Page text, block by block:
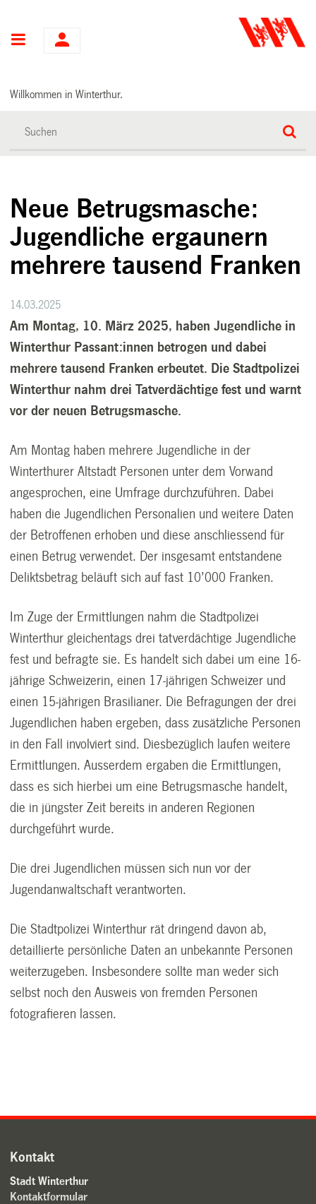
Hauptnavigation
Willkommen in Winterthur.
Neue Betrugsmasche:
Jugendliche ergaunern
mehrere tausend Franken
14.03.2025
Am Montag, 10. März 2025, haben Jugendliche in
Winterthur Passant:innen betrogen und dabei
mehrere tausend Franken erbeutet. Die Stadtpolizei
Winterthur nahm drei Tatverdächtige fest und warnt
vor der neuen Betrugsmasche.
Am Montag haben mehrere Jugendliche in der
Winterthurer Altstadt Personen unter dem Vorwand
angesprochen, eine Umfrage durchzuführen. Dabei
haben die Jugendlichen Personalien und weitere Daten
der Betroffenen erhoben und diese anschliessend für
einen Betrug verwendet. Der insgesamt entstandene
Deliktsbetrag beläuft sich auf fast 10’000 Franken.
Im Zuge der Ermittlungen nahm die Stadtpolizei
Winterthur gleichentags drei tatverdächtige Jugendliche
fest und befragte sie. Es handelt sich dabei um eine 16-
jährige Schweizerin, einen 17-jährigen Schweizer und
einen 15-jährigen Brasilianer. Die Befragungen der drei
Jugendlichen haben ergeben, dass zusätzliche Personen
in den Fall involviert sind. Diesbezüglich laufen weitere
Ermittlungen. Ausserdem ergaben die Ermittlungen,
dass es sich hierbei um eine Betrugsmasche handelt,
die in jüngster Zeit bereits in anderen Regionen
durchgeführt wurde.
Die drei Jugendlichen müssen sich nun vor der
Jugendanwaltschaft verantworten.
Die Stadtpolizei Winterthur rät dringend davon ab,
detaillierte persönliche Daten an unbekannte Personen
weiterzugeben. Insbesondere sollte man weder sich
selbst noch den Ausweis von fremden Personen
fotografieren lassen.
Kontakt
Stadt Winterthur
Kontaktformular